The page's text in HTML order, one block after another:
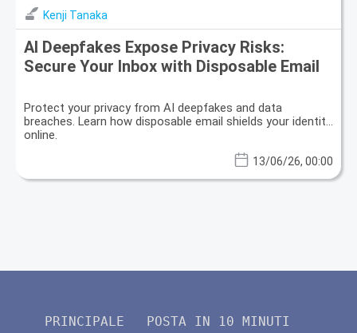
Kenji Tanaka
AI Deepfakes Expose Privacy Risks:
Secure Your Inbox with Disposable Email
Protect your privacy from AI deepfakes and data
breaches. Learn how disposable email shields your identity
online.
13/06/26, 00:00
PRINCIPALE POSTA IN 10 MINUTI